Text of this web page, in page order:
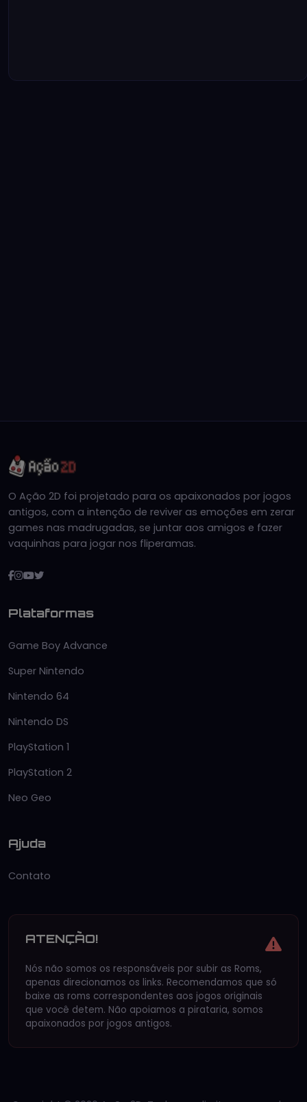
O Ação 2D foi projetado para os apaixonados por jogos
antigos, com a intenção de reviver as emoções em zerar
games nas madrugadas, se juntar aos amigos e fazer
vaquinhas para jogar nos fliperamas.
Plataformas
Game Boy Advance
Super Nintendo
Nintendo 64
Nintendo DS
PlayStation 1
PlayStation 2
Neo Geo
Ajuda
Contato
ATENÇÃO!
Nós não somos os responsáveis por subir as Roms,
apenas direcionamos os links. Recomendamos que só
baixe as roms correspondentes aos jogos originais
que você detem. Não apoiamos a pirataria, somos
apaixonados por jogos antigos.